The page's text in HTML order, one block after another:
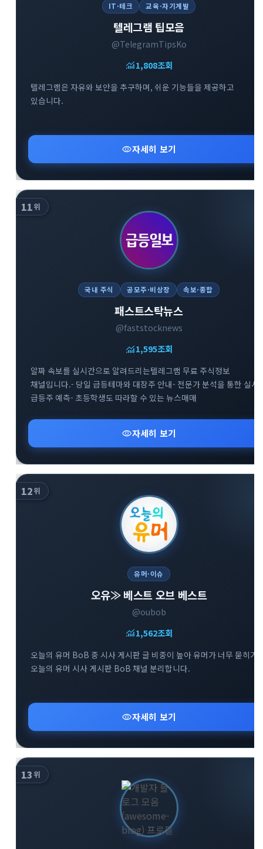
IT·테크 교육·자기계발
텔레그램 팁모음
@TelegramTipsKo
monitoring1,808조회
텔레그램은 자유와 보안을 추구하며, 쉬운 기능들을 제공하고
있습니다.
visibility자세히 보기
11위
국내 주식 공모주·비상장 속보·종합
패스트스탁뉴스
@faststocknews
monitoring1,595조회
알짜 속보를 실시간으로 알려드리는텔레그램 무료 주식정보
채널입니다.- 당일 급등테마와 대장주 안내- 전문가 분석을 통한 실시
급등주 예측- 초등학생도 따라할 수 있는 뉴스매매
visibility자세히 보기
12위
유머·이슈
오유≫ 베스트 오브 베스트
@oubob
monitoring1,562조회
오늘의 유머 BoB 중 시사 게시판 글 비중이 높아 유머가 너무 묻히기
오늘의 유머 시사 게시판 BoB 채널 분리합니다.
visibility자세히 보기
13 위